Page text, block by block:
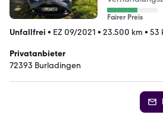
Fairer Preis
Unfallfrei • EZ 09/2021 • 23.500 km • 53
Privatanbieter
72393 Burladingen